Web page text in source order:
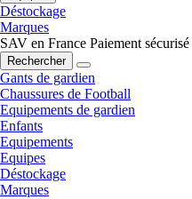
Déstockage
Marques
SAV en France Paiement sécurisé
Rechercher
Gants de gardien
Chaussures de Football
Equipements de gardien
Enfants
Equipements
Equipes
Déstockage
Marques